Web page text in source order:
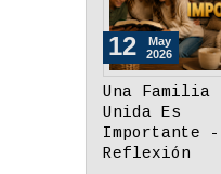
Una Pareja
Que Ora
Unida. -
Reflexión
12
May
2026